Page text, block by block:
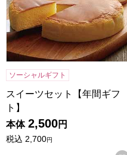
ソーシャルギフト
スイーツセット【年間ギフ
ト】
本体 2,500円
税込 2,700円